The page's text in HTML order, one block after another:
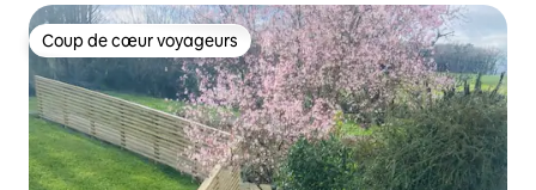
Coup de cœur voyageurs
Coup de cœur voyageurs